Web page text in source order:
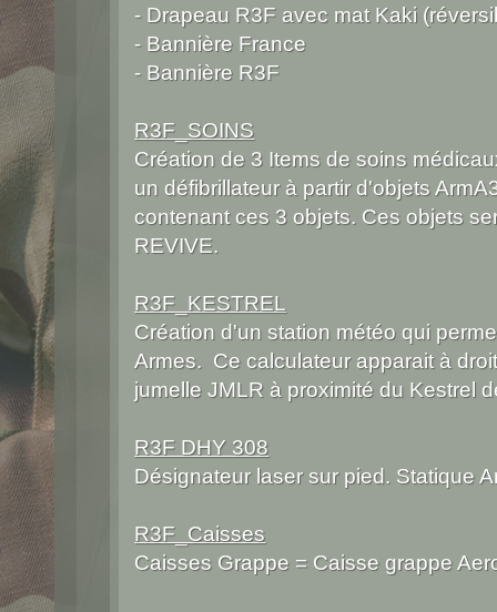
- Drapeau R3F avec mat Kaki
- Bannière France
- Bannière R3F
R3F_SOINS
Création de 3 Items de soins
un défibrillateur à partir d'objets
contenant ces 3 objets. Ces objets
REVIVE.
R3F_KESTREL
Création d'un station météo qui
Armes. Ce calculateur apparait à
jumelle JMLR à proximité du Kestrel
R3F DHY 308
Désignateur laser sur pied. Statique
R3F_Caisses
Caisses Grappe = Caisse grappe